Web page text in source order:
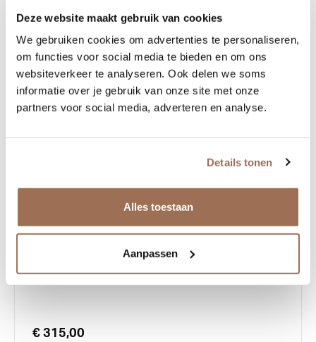
Deze website maakt gebruik van cookies
We gebruiken cookies om advertenties te personaliseren,
om functies voor social media te bieden en om ons
websiteverkeer te analyseren. Ook delen we soms
informatie over je gebruik van onze site met onze
partners voor social media, adverteren en analyse.
Details tonen
Alles toestaan
Aanpassen
€ 315,00